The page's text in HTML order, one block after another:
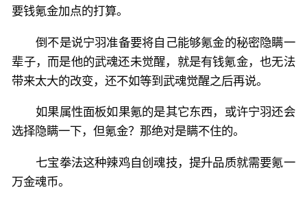
要钱氪金加点的打算。
倒不是说宁羽准备要将自己能够氪金的秘密隐瞒一
辈子，而是他的武魂还未觉醒，就是有钱氪金，也无法
带来太大的改变，还不如等到武魂觉醒之后再说。
如果属性面板如果氪的是其它东西，或许宁羽还会
选择隐瞒一下，但氪金？那绝对是瞒不住的。
七宝拳法这种辣鸡自创魂技，提升品质就需要氪一
万金魂币。